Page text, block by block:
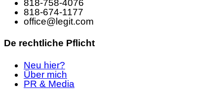
818-758-4076
818-674-1177
office@legit.com
De rechtliche Pflicht
Neu hier?
Über mich
PR & Media